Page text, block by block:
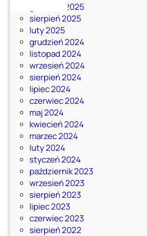
grudzień 2025
sierpień 2025
luty 2025
grudzień 2024
listopad 2024
wrzesień 2024
sierpień 2024
lipiec 2024
czerwiec 2024
maj 2024
kwiecień 2024
marzec 2024
luty 2024
styczeń 2024
październik 2023
wrzesień 2023
sierpień 2023
lipiec 2023
czerwiec 2023
sierpień 2022